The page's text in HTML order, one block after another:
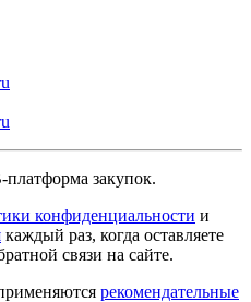
закупок.
конфиденциальности и
каждый раз, когда оставляете
связи на сайте.
рекомендательные